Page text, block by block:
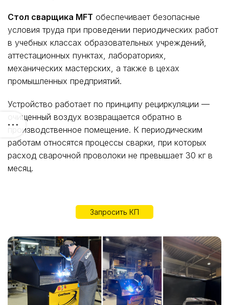
Стол сварщика MFT обеспечивает безопасные
условия труда при проведении периодических работ
в учебных классах образовательных учреждений,
аттестационных пунктах, лабораториях,
механических мастерских, а также в цехах
промышленных предприятий.
Устройство работает по принципу рециркуляции —
очищенный воздух возвращается обратно в
производственное помещение. К периодическим
работам относятся процессы сварки, при которых
расход сварочной проволоки не превышает 30 кг в
месяц.
Запросить КП